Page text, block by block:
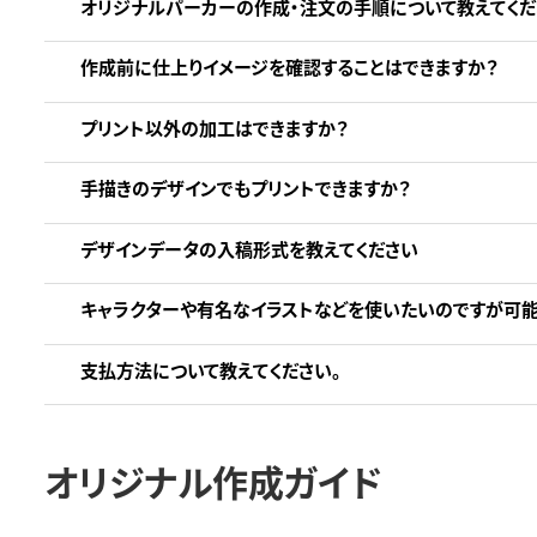
オリジナルパーカーの作成・注文の手順について教えてくだ
作成前に仕上りイメージを確認することはできますか？
プリント以外の加工はできますか？
手描きのデザインでもプリントできますか？
デザインデータの入稿形式を教えてください
キャラクターや有名なイラストなどを使いたいのですが可能
支払方法について教えてください。
オリジナル作成ガイド